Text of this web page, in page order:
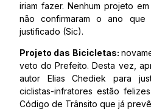
iriam fazer. Nenhum projeto em
não confirmaram o ano que
justificado (Sic).
Projeto das Bicicletas:
veto do Prefeito. Desta vez,
autor Elias Chediek para
ciclistas-infratores estão
Código de Trânsito que já